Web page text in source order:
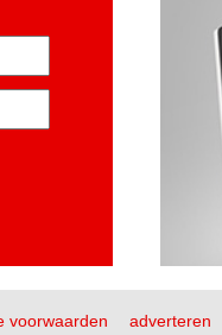
voorwaarden adverteren